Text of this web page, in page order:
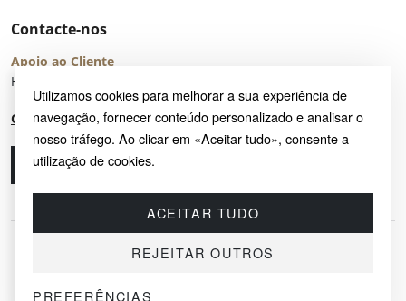
Utilizamos cookies para melhorar a sua experiência de
navegação, fornecer conteúdo personalizado e analisar o
nosso tráfego. Ao clicar em «Aceitar tudo», consente a
utilização de cookies.
ACEITAR TUDO
REJEITAR OUTROS
PREFERÊNCIAS
Contacte-nos
Apoio ao Cliente
Horário de Atendimento: seg – sex 8:00 – 16:00 (UTC+2)
Centro de Ajuda
Ligue-nos
© 2026 SAYRUG OÜ · KESKLINNA LINNAOSA, AHTRI TN 12, 10151, TALLINN,